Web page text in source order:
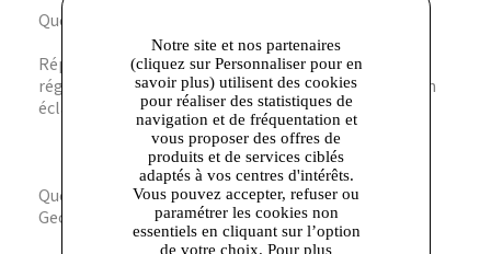
Question ? Le cuir est-il facile à entretenir ?
Réponse. Le cuir véritable nécessite un entretien
régulier avec des produits adaptés pour préserver son
éclat et sa souplesse.
Question ? Quelle est la particularité de la semelle
Geox ?
Notre site et nos partenaires
(cliquez sur Personnaliser pour en
savoir plus) utilisent des cookies
pour réaliser des statistiques de
navigation et de fréquentation et
vous proposer des offres de
produits et de services ciblés
adaptés à vos centres d'intérêts.
Vous pouvez accepter, refuser ou
paramétrer les cookies non
essentiels en cliquant sur l’option
de votre choix. Pour plus